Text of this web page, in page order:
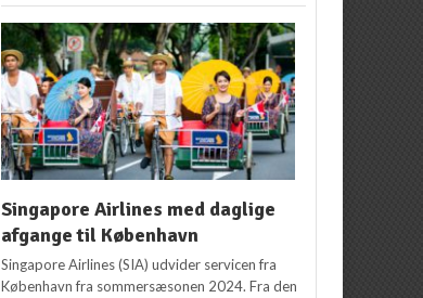
Singapore Airlines med daglige
afgange til København
Singapore Airlines (SIA) udvider servicen fra
København fra sommersæsonen 2024. Fra den